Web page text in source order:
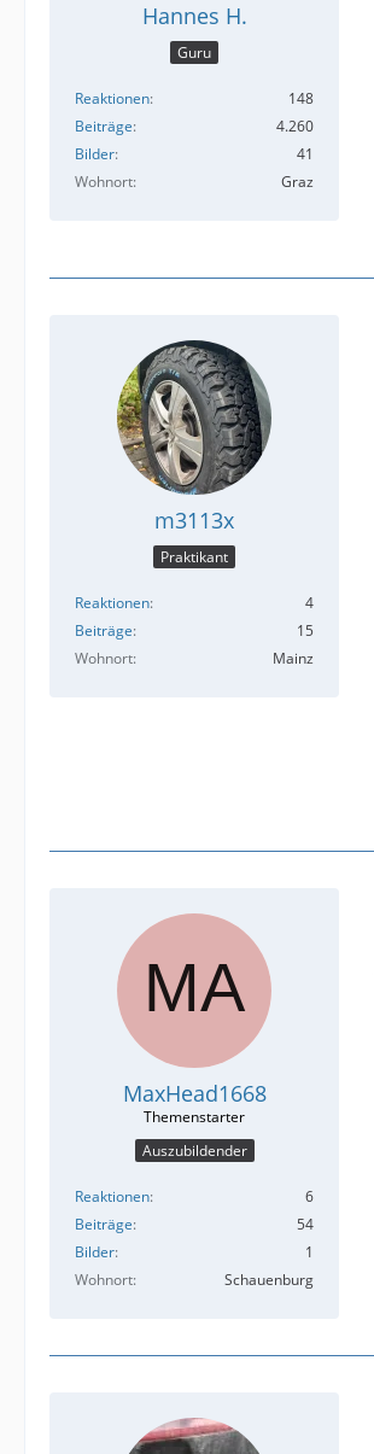
Hannes H.
Guru
Reaktionen
148
Beiträge
4.260
Bilder
41
Wohnort
Graz
m3113x
Praktikant
Reaktionen
4
Beiträge
15
Wohnort
Mainz
MaxHead1668
Auszubildender
Reaktionen
6
Beiträge
54
Bilder
1
Wohnort
Schauenburg